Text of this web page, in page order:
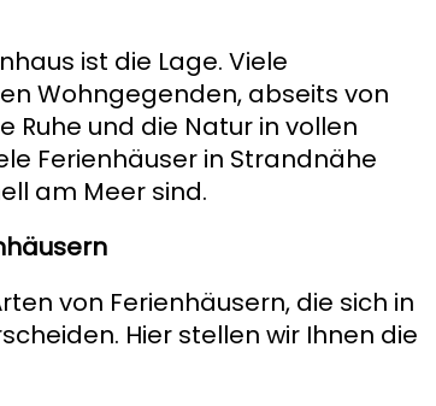
ist die Lage. Viele
Wohngegenden, abseits von
Ruhe und die Natur in vollen
Ferienhäuser in Strandnähe
am Meer sind.
von Ferienhäusern, die sich in
Hier stellen wir Ihnen die